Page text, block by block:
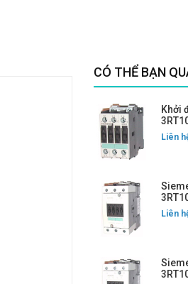
CÓ THỂ BẠN
Khởi
Liên
Liên